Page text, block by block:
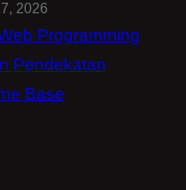
2026
Programming
Pendekatan
Base